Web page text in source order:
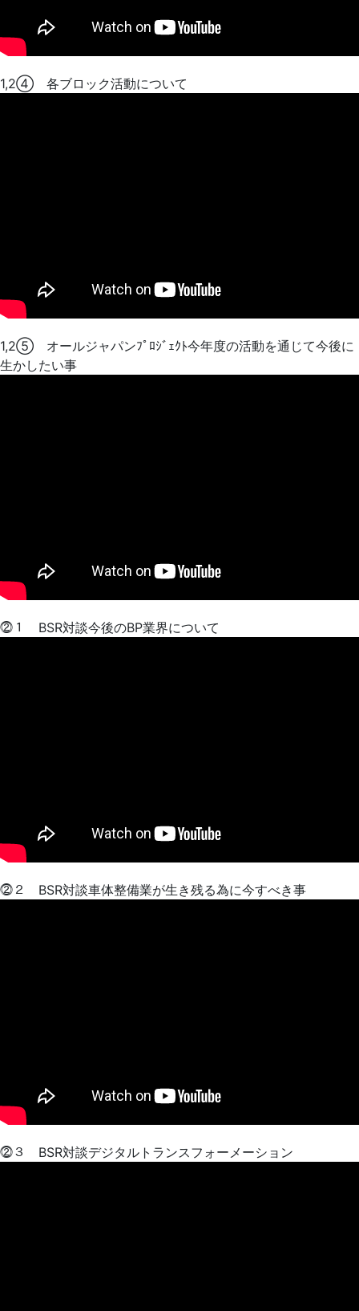
1,2④ 各ブロック活動について
1,2⑤ オールジャパンﾌﾟﾛｼﾞｪｸﾄ今年度の活動を通じて今後に
生かしたい事
⓶１ BSR対談今後のBP業界について
⓶２ BSR対談車体整備業が生き残る為に今すべき事
⓶３ BSR対談デジタルトランスフォーメーション